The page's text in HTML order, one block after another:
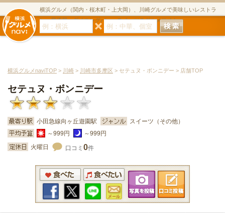
横浜グルメ（関内・桜木町・上大岡）、川崎グルメで美味しいレストラ
ン・居酒屋・ダイニングバー・スイーツのグルメサイト
横浜グルメnaviTOP > 川崎 > 川崎市多摩区 > セテュヌ・ボンニデー > 店舗TOP
セテュヌ・ボンニデー
小田急線向ヶ丘遊園駅
スイーツ（その他）
～999円
～999円
火曜日
口コミ 0件